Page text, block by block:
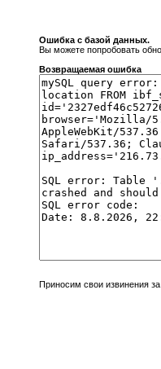
Ошибка с базой данных.
Вы можете попробовать
Возвращаемая ошибка
Приносим свои извинения